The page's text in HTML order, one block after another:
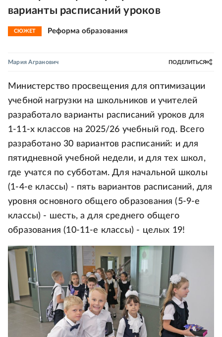
варианты расписаний уроков
СЮЖЕТ Реформа образования
Мария Агранович ПОДЕЛИТЬСЯ
Министерство просвещения для оптимизации
учебной нагрузки на школьников и учителей
разработало варианты расписаний уроков для
1-11-х классов на 2025/26 учебный год. Всего
разработано 30 вариантов расписаний: и для
пятидневной учебной недели, и для тех школ,
где учатся по субботам. Для начальной школы
(1-4-е классы) - пять вариантов расписаний, для
уровня основного общего образования (5-9-е
классы) - шесть, а для среднего общего
образования (10-11-е классы) - целых 19!